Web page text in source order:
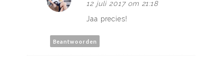
12 juli 2017 om 21:18
Jaa precies!
Beantwoorden